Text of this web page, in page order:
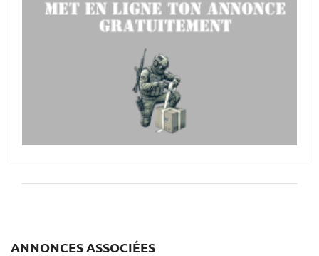
ANNONCES ASSOCIÉES